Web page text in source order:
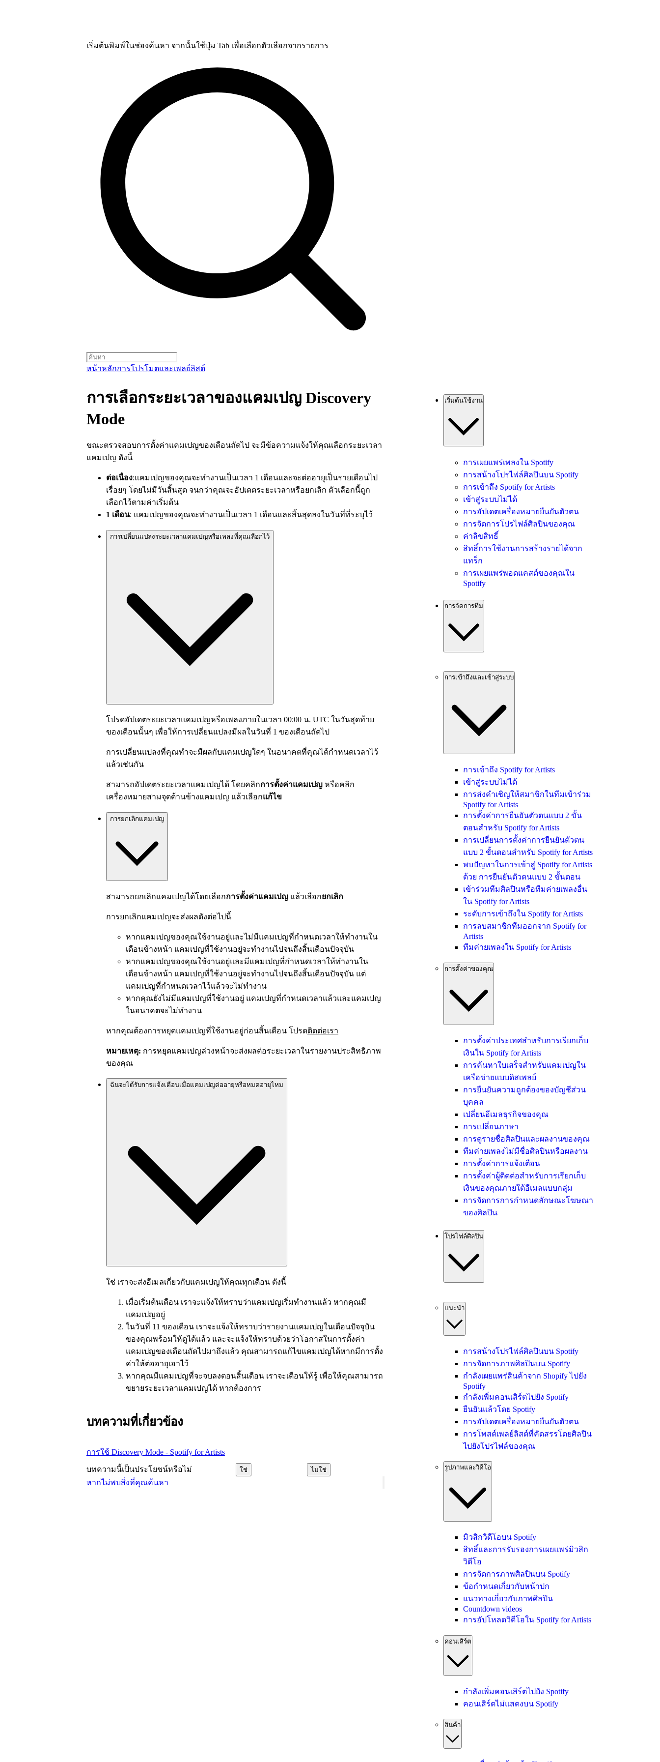
เริ่มต้นพิมพ์ในช่องค้นหา จากนั้นใช้ปุ่ม Tab เพื่อเลือกตัวเลือกจากรายการ
หน้าหลักการโปรโมตและเพลย์ลิสต์
หากไม่พบสิ่งที่คุณค้นหา
การเลือกระยะเวลาของแคมเปญ Discovery
Mode
ขณะตรวจสอบการตั้งค่าแคมเปญของเดือนถัดไป จะมีข้อความแจ้งให้คุณเลือกระยะเวลา
แคมเปญ ดังนี้
ต่อเนื่อง:แคมเปญของคุณจะทำงานเป็นเวลา 1 เดือนและจะต่ออายุเป็นรายเดือนไป
เรื่อยๆ โดยไม่มีวันสิ้นสุด จนกว่าคุณจะอัปเดตระยะเวลาหรือยกเลิก ตัวเลือกนี้ถูก
เลือกไว้ตามค่าเริ่มต้น
1 เดือน: แคมเปญของคุณจะทำงานเป็นเวลา 1 เดือนและสิ้นสุดลงในวันที่ที่ระบุไว้
การเปลี่ยนแปลงระยะเวลาแคมเปญหรือเพลงที่คุณเลือกไว้
โปรดอัปเดตระยะเวลาแคมเปญหรือเพลงภายในเวลา 00:00 น. UTC ในวันสุดท้าย
ของเดือนนั้นๆ เพื่อให้การเปลี่ยนแปลงมีผลในวันที่ 1 ของเดือนถัดไป
การเปลี่ยนแปลงที่คุณทำจะมีผลกับแคมเปญใดๆ ในอนาคตที่คุณได้กำหนดเวลาไว้
แล้วเช่นกัน
สามารถอัปเดตระยะเวลาแคมเปญได้ โดยคลิกการตั้งค่าแคมเปญ หรือคลิก
เครื่องหมายสามจุดด้านข้างแคมเปญ แล้วเลือกแก้ไข
การยกเลิกแคมเปญ
สามารถยกเลิกแคมเปญได้โดยเลือกการตั้งค่าแคมเปญ แล้วเลือกยกเลิก
การยกเลิกแคมเปญจะส่งผลดังต่อไปนี้
หากแคมเปญของคุณใช้งานอยู่และไม่มีแคมเปญที่กำหนดเวลาให้ทำงานใน
เดือนข้างหน้า แคมเปญที่ใช้งานอยู่จะทำงานไปจนถึงสิ้นเดือนปัจจุบัน
หากแคมเปญของคุณใช้งานอยู่และมีแคมเปญที่กำหนดเวลาให้ทำงานใน
เดือนข้างหน้า แคมเปญที่ใช้งานอยู่จะทำงานไปจนถึงสิ้นเดือนปัจจุบัน แต่
แคมเปญที่กำหนดเวลาไว้แล้วจะไม่ทำงาน
หากคุณยังไม่มีแคมเปญที่ใช้งานอยู่ แคมเปญที่กำหนดเวลาแล้วและแคมเปญ
ในอนาคตจะไม่ทำงาน
หากคุณต้องการหยุดแคมเปญที่ใช้งานอยู่ก่อนสิ้นเดือน โปรดติดต่อเรา
หมายเหตุ: การหยุดแคมเปญล่วงหน้าจะส่งผลต่อระยะเวลาในรายงานประสิทธิภาพ
ของคุณ
ฉันจะได้รับการแจ้งเตือนเมื่อแคมเปญต่ออายุหรือหมดอายุไหม
ใช่ เราจะส่งอีเมลเกี่ยวกับแคมเปญให้คุณทุกเดือน ดังนี้
เมื่อเริ่มต้นเดือน เราจะแจ้งให้ทราบว่าแคมเปญเริ่มทำงานแล้ว หากคุณมี
แคมเปญอยู่
ในวันที่ 11 ของเดือน เราจะแจ้งให้ทราบว่ารายงานแคมเปญในเดือนปัจจุบัน
ของคุณพร้อมให้ดูได้แล้ว และจะแจ้งให้ทราบด้วยว่าโอกาสในการตั้งค่า
แคมเปญของเดือนถัดไปมาถึงแล้ว คุณสามารถแก้ไขแคมเปญได้หากมีการตั้ง
ค่าให้ต่ออายุเอาไว้
หากคุณมีแคมเปญที่จะจบลงตอนสิ้นเดือน เราจะเตือนให้รู้ เพื่อให้คุณสามารถ
ขยายระยะเวลาแคมเปญได้ หากต้องการ
บทความที่เกี่ยวข้อง
การใช้ Discovery Mode - Spotify for Artists
บทความนี้เป็นประโยชน์หรือไม่ ใช่ ไม่ใช่
เริ่มต้นใช้งาน
การเผยแพร่เพลงใน Spotify
การสน้างโปรไฟล์ศิลปินบน Spotify
การเข้าถึง Spotify for Artists
เข้าสู่ระบบไม่ได้
การอัปเดตเครื่องหมายยืนยันตัวตน
การจัดการโปรไฟล์ศิลปินของคุณ
ค่าลิขสิทธิ์
สิทธิ์การใช้งานการสร้างรายได้จาก
แทร็ก
การเผยแพร่พอดแคสต์ของคุณใน
Spotify
การจัดการทีม
การเข้าถึงและเข้าสู่ระบบ
การเข้าถึง Spotify for Artists
เข้าสู่ระบบไม่ได้
การส่งคำเชิญให้สมาชิกในทีมเข้าร่วม
Spotify for Artists
การตั้งค่าการยืนยันตัวตนแบบ 2 ขั้น
ตอนสำหรับ Spotify for Artists
การเปลี่ยนการตั้งค่าการยืนยันตัวตน
แบบ 2 ขั้นตอนสำหรับ Spotify for Artists
พบปัญหาในการเข้าสู่ Spotify for Artists
ด้วย การยืนยันตัวตนแบบ 2 ขั้นตอน
เข้าร่วมทีมศิลปินหรือทีมค่ายเพลงอื่น
ใน Spotify for Artists
ระดับการเข้าถึงใน Spotify for Artists
การลบสมาชิกทีมออกจาก Spotify for
Artists
ทีมค่ายเพลงใน Spotify for Artists
การตั้งค่าของคุณ
การตั้งค่าประเทศสำหรับการเรียกเก็บ
เงินใน Spotify for Artists
การค้นหาใบเสร็จสำหรับแคมเปญใน
เครือข่ายแบบดิสเพลย์
การยืนยันความถูกต้องของบัญชีส่วน
บุคคล
เปลี่ยนอีเมลธุรกิจของคุณ
การเปลี่ยนภาษา
การดูรายชื่อศิลปินและผลงานของคุณ
ทีมค่ายเพลงไม่มีชื่อศิลปินหรือผลงาน
การตั้งค่าการแจ้งเตือน
การตั้งค่าผู้ติดต่อสำหรับการเรียกเก็บ
เงินของคุณภายใต้อีเมลแบบกลุ่ม
การจัดการการกำหนดลักษณะโฆษณา
ของศิลปิน
โปรไฟล์ศิลปิน
แนะนำ
การสน้างโปรไฟล์ศิลปินบน Spotify
การจัดการภาพศิลปินบน Spotify
กำลังเผยแพร่สินค้าจาก Shopify ไปยัง
Spotify
กำลังเพิ่มคอนเสิร์ตไปยัง Spotify
ยืนยันแล้วโดย Spotify
การอัปเดตเครื่องหมายยืนยันตัวตน
การโพสต์เพลย์ลิสต์ที่คัดสรรโดยศิลปิน
ไปยังโปรไฟล์ของคุณ
รูปภาพและวิดีโอ
มิวสิกวิดีโอบน Spotify
สิทธิ์และการรับรองการเผยแพร่มิวสิก
วิดีโอ
การจัดการภาพศิลปินบน Spotify
ข้อกำหนดเกี่ยวกับหน้าปก
แนวทางเกี่ยวกับภาพศิลปิน
Countdown videos
การอัปโหลดวิดีโอใน Spotify for Artists
คอนเสิร์ต
กำลังเพิ่มคอนเสิร์ตไปยัง Spotify
คอนเสิร์ตไม่แสดงบน Spotify
สินค้า